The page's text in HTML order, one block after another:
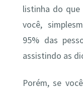
listinha do que
você,
95% das
assistindo as
Porém, se